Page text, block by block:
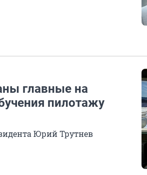
главные на
пилотажу
Юрий Трутнев